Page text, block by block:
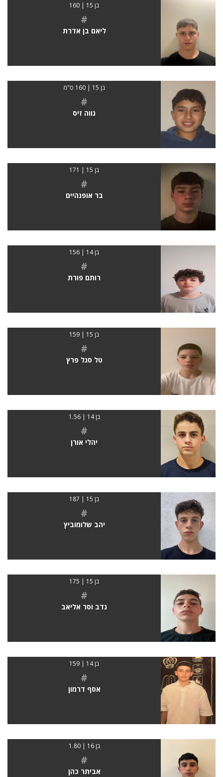
בן 15 | 160
#
ליאם בן אדרת
בן 15 | 160 ס"מ
#
נווה זיס
בן 15 | 171
#
בר אופנהיים
בן 14 | 156
#
רותם פורת
בן 15 | 159
#
טל סגל פרץ
בן 14 | 1.56
#
יהלי אורן
בן 15 | 187
#
יהב שלומוביץ
בן 15 | 175
#
נדב וסר אליאב
בן 14 | 159
#
אסף דרמון
בן 16 | 1.80
#
אביתר כהן